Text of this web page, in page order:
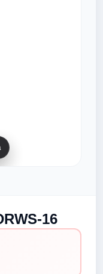
16